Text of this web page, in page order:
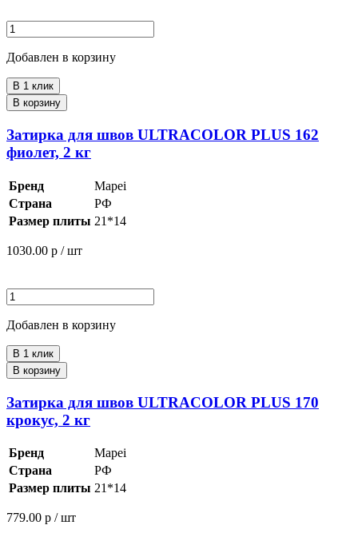
Добавлен в корзину
В 1 клик
В корзину
Затирка для швов ULTRACOLOR PLUS 162
фиолет, 2 кг
Бренд
Mapei
Страна
РФ
Размер плиты 21*14
1030.00 р / шт
Добавлен в корзину
В 1 клик
В корзину
Затирка для швов ULTRACOLOR PLUS 170
крокус, 2 кг
Бренд
Mapei
Страна
РФ
Размер плиты 21*14
779.00 р / шт